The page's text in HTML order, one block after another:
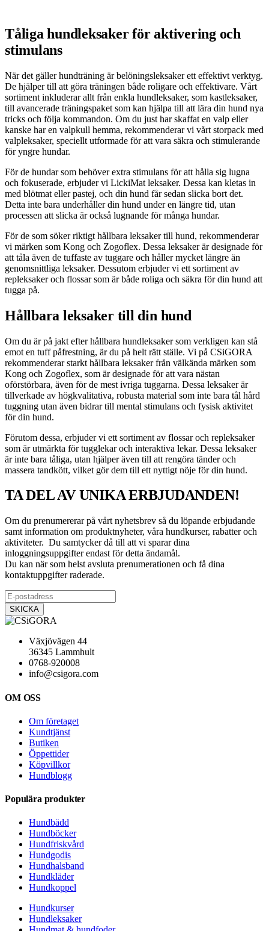
Tåliga hundleksaker för aktivering och
stimulans
När det gäller hundträning är belöningsleksaker ett effektivt verktyg.
De hjälper till att göra träningen både roligare och effektivare. Vårt
sortiment inkluderar allt från enkla hundleksaker, som kastleksaker,
till avancerade träningspaket som kan hjälpa till att lära din hund nya
tricks och följa kommandon. Om du just har skaffat en valp eller
kanske har en valpkull hemma, rekommenderar vi vårt storpack med
valpleksaker, speciellt utformade för att vara säkra och stimulerande
för yngre hundar.
För de hundar som behöver extra stimulans för att hålla sig lugna
och fokuserade, erbjuder vi LickiMat leksaker. Dessa kan kletas in
med blötmat eller pastej, och din hund får sedan slicka bort det.
Detta inte bara underhåller din hund under en längre tid, utan
processen att slicka är också lugnande för många hundar.
För de som söker riktigt hållbara leksaker till hund, rekommenderar
vi märken som Kong och Zogoflex. Dessa leksaker är designade för
att tåla även de tuffaste av tuggare och håller mycket längre än
genomsnittliga leksaker. Dessutom erbjuder vi ett sortiment av
repleksaker och flossar som är både roliga och säkra för din hund att
tugga på.
Hållbara leksaker till din hund
Om du är på jakt efter hållbara hundleksaker som verkligen kan stå
emot en tuff påfrestning, är du på helt rätt ställe. Vi på CSiGORA
rekommenderar starkt hållbara leksaker från välkända märken som
Kong och Zogoflex, som är designade för att vara nästan
oförstörbara, även för de mest ivriga tuggarna. Dessa leksaker är
tillverkade av högkvalitativa, robusta material som inte bara tål hård
tuggning utan även bidrar till mental stimulans och fysisk aktivitet
för din hund.
Förutom dessa, erbjuder vi ett sortiment av flossar och repleksaker
som är utmärkta för tugglekar och interaktiva lekar. Dessa leksaker
är inte bara tåliga, utan hjälper även till att rengöra tänder och
massera tandkött, vilket gör dem till ett nyttigt nöje för din hund.
TA DEL AV UNIKA ERBJUDANDEN!
Om du prenumererar på vårt nyhetsbrev så du löpande erbjudande
samt information om produktnyheter, våra hundkurser, rabatter och
aktiviteter. Du samtycker då till att vi sparar dina
inloggningsuppgifter endast för detta ändamål.
Du kan när som helst avsluta prenumerationen och få dina
kontaktuppgifter raderade.
Växjövägen 44
36345 Lammhult
0768-920008
info@csigora.com
OM OSS
Om företaget
Kundtjänst
Butiken
Öppettider
Köpvillkor
Hundblogg
Populära produkter
Hundbädd
Hundböcker
Hundfriskvård
Hundgodis
Hundhalsband
Hundkläder
Hundkoppel
Hundkurser
Hundleksaker